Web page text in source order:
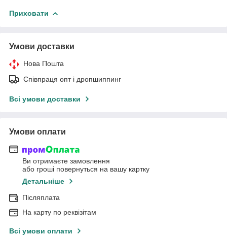
Приховати
Умови доставки
Нова Пошта
Співпраця опт і дропшиппинг
Всі умови доставки
Умови оплати
Ви отримаєте замовлення
або гроші повернуться на вашу картку
Детальніше
Післяплата
На карту по реквізітам
Всі умови оплати